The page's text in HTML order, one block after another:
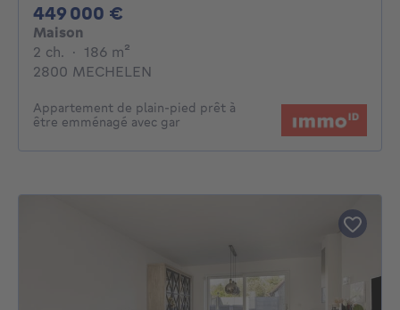
449 000 €
Maison
2 ch. 2 chambres
· 186 m²
2800 MECHELEN
Appartement de plain-pied prêt à
être emménagé avec gar